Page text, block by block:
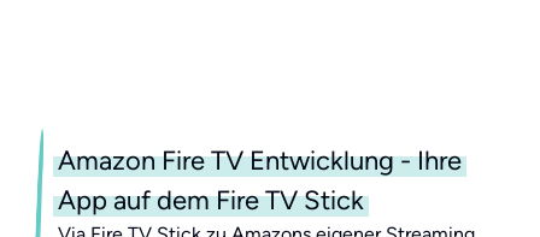
Amazon Fire TV Entwicklung - Ihre
App auf dem Fire TV Stick